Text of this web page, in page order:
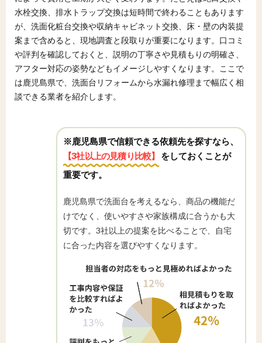
水栓交換、排水トラップ交換は短時間で終わることもあります
が、洗面化粧台交換や収納キャビネット交換、床・壁の内装提
案まで含めると、現地調査と段取りが重要になります。口コミ
や評判を確認しておくと、説明の丁寧さや見積もりの明確さ、
アフター対応の姿勢などもイメージしやすくなります。ここで
は鹿児島県で、洗面台リフォームから水漏れ修理まで幅広く相
談できる業者を紹介します。
※鹿児島県で信頼できる依頼先を探すなら、
【3社以上の見積り比較】
をしておくことが
重要です。
鹿児島県で洗面台を考えるなら、商品の機能だ
けでなく、使いやすさや家族構成に合うかも大
切です。3社以上の提案を比べることで、自宅
に合った内容を選びやすくなります。